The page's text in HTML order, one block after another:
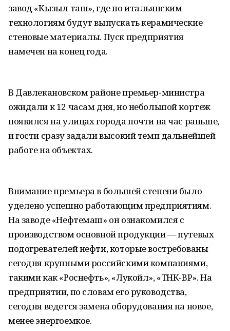
завод «Кызыл таш», где по итальянским
технологиям будут выпускать керамические
стеновые материалы. Пуск предприятия
намечен на конец года.
В Давлекановском районе премьер-министра
ожидали к 12 часам дня, но небольшой кортеж
появился на улицах города почти на час раньше,
и гости сразу задали высокий темп дальнейшей
работе на объектах.
Внимание премьера в большей степени было
уделено успешно работающим предприятиям.
На заводе «Нефтемаш» он ознакомился с
производством основной продукции — путевых
подогревателей нефти, которые востребованы
сегодня крупными российскими компаниями,
такими как «Роснефть», «Лукойл», «ТНК-BP». На
предприятии, по словам его руководства,
сегодня ведется замена оборудования на новое,
менее энергоемкое.